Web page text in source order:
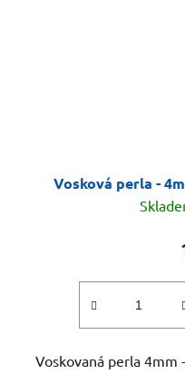
Vosková perla -
Voskovaná perla 4mm